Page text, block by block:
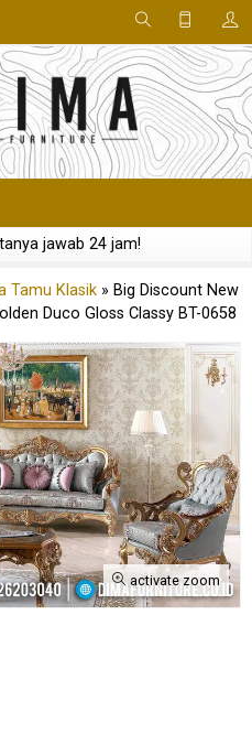
jawab 24 jam!
Tamu Klasik » Big Discount New
Duco Gloss Classy BT-0658
activate zoom